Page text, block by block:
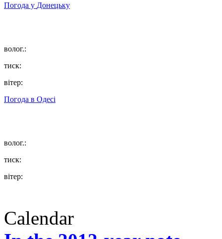
Погода у Донецьку
волог.:
тиск:
вітер:
Погода в Одесі
волог.:
тиск:
вітер:
Calendar